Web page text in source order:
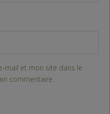
mail et mon site dans le
commentaire.